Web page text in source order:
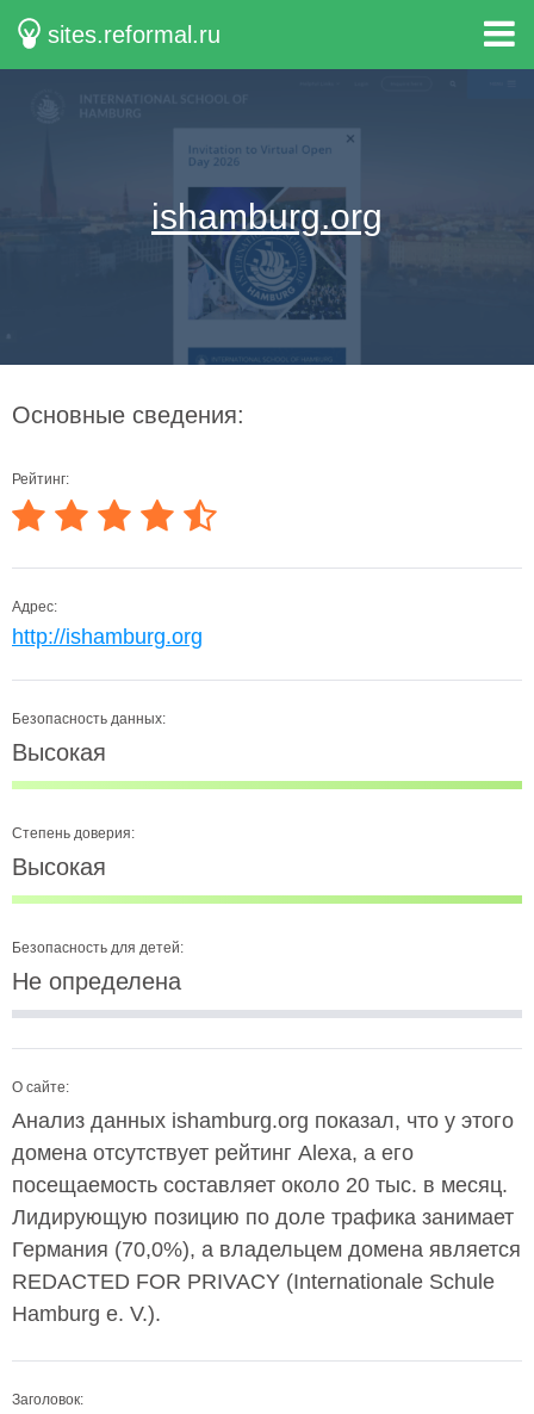
sites.reformal.ru
ishamburg.org
Основные сведения:
Рейтинг:
Адрес:
http://ishamburg.org
Безопасность данных:
Высокая
Степень доверия:
Высокая
Безопасность для детей:
Не определена
О сайте:
Анализ данных ishamburg.org показал, что у этого
домена отсутствует рейтинг Alexa, а его
посещаемость составляет около 20 тыс. в месяц.
Лидирующую позицию по доле трафика занимает
Германия (70,0%), а владельцем домена является
REDACTED FOR PRIVACY (Internationale Schule
Hamburg e. V.).
Заголовок: